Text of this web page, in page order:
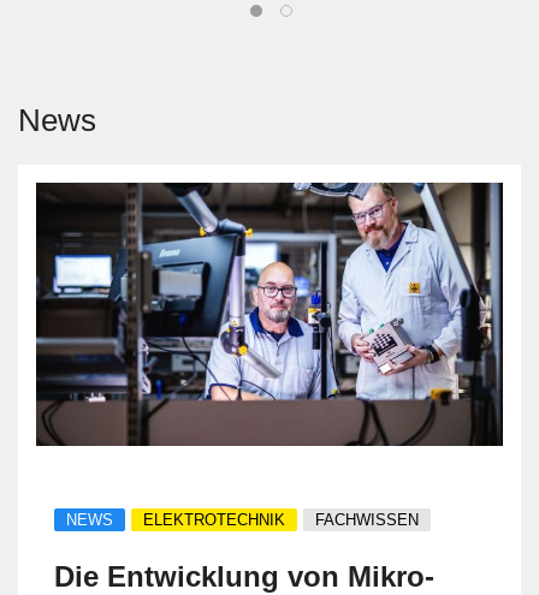
News
NEWS ELEKTROTECHNIK FACHWISSEN
Die Entwicklung von Mikro-